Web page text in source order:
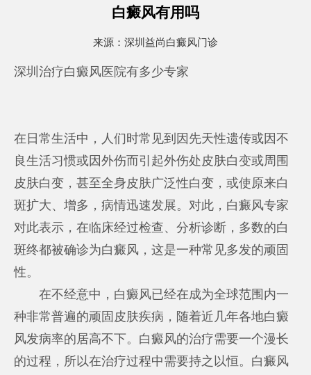
白癜风有用吗
来源： 深圳益尚白癜风门诊
深圳治疗白癜风医院有多少专家
在日常生活中，人们时常见到因先天性遗传或因不
良生活习惯或因外伤而引起外伤处皮肤白变或周围
皮肤白变，甚至全身皮肤广泛性白变，或使原来白
斑扩大、增多，病情迅速发展。对此，白癜风专家
对此表示，在临床经过检查、分析诊断，多数的白
斑终都被确诊为白癜风，这是一种常见多发的顽固
性。
在不经意中，白癜风已经在成为全球范围内一
种非常普遍的顽固皮肤疾病，随着近几年各地白癜
风发病率的居高不下。白癜风的治疗需要一个漫长
的过程，所以在治疗过程中需要持之以恒。白癜风